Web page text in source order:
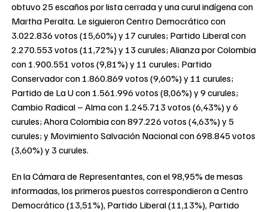
obtuvo 25 escaños por lista cerrada y una curul indígena con
Martha Peralta. Le siguieron Centro Democrático con
3.022.836 votos (15,60%) y 17 curules; Partido Liberal con
2.270.553 votos (11,72%) y 13 curules; Alianza por Colombia
con 1.900.551 votos (9,81%) y 11 curules; Partido
Conservador con 1.860.869 votos (9,60%) y 11 curules;
Partido de La U con 1.561.996 votos (8,06%) y 9 curules;
Cambio Radical – Alma con 1.245.713 votos (6,43%) y 6
curules; Ahora Colombia con 897.226 votos (4,63%) y 5
curules; y Movimiento Salvación Nacional con 698.845 votos
(3,60%) y 3 curules.
En la Cámara de Representantes, con el 98,95% de mesas
informadas, los primeros puestos correspondieron a Centro
Democrático (13,51%), Partido Liberal (11,13%), Partido